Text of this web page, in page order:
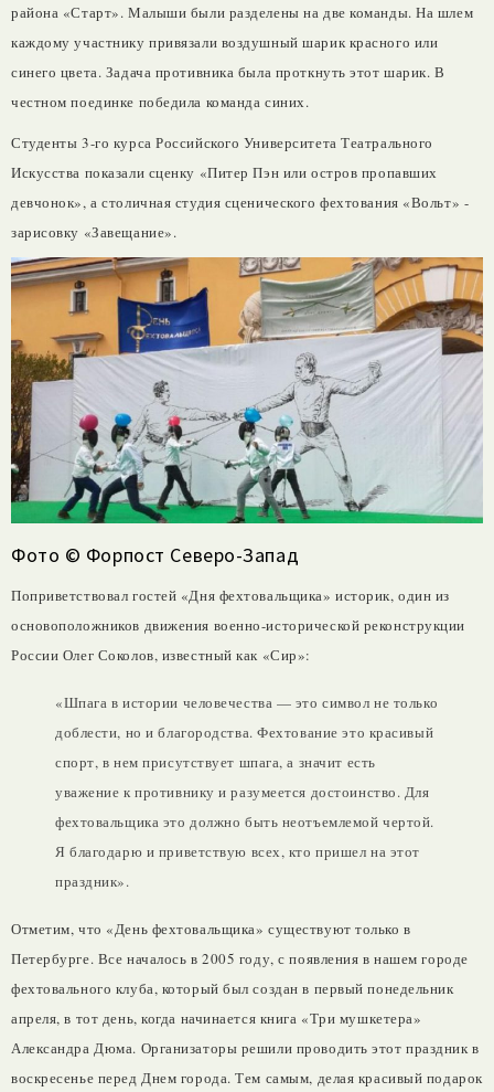
района «Старт». Малыши были разделены на две команды. На шлем
каждому участнику привязали воздушный шарик красного или
синего цвета. Задача противника была проткнуть этот шарик. В
честном поединке победила команда синих.
Студенты 3-го курса Российского Университета Театрального
Искусства показали сценку «Питер Пэн или остров пропавших
девчонок», а столичная студия сценического фехтования «Вольт» -
зарисовку «Завещание».
Фото © Форпост Северо-Запад
Поприветствовал гостей «Дня фехтовальщика» историк, один из
основоположников движения военно-исторической реконструкции
России Олег Соколов, известный как «Сир»:
«Шпага в истории человечества — это символ не только
доблести, но и благородства. Фехтование это красивый
спорт, в нем присутствует шпага, а значит есть
уважение к противнику и разумеется достоинство. Для
фехтовальщика это должно быть неотъемлемой чертой.
Я благодарю и приветствую всех, кто пришел на этот
праздник».
Отметим, что «День фехтовальщика» существуют только в
Петербурге. Все началось в 2005 году, с появления в нашем городе
фехтовального клуба, который был создан в первый понедельник
апреля, в тот день, когда начинается книга «Три мушкетера»
Александра Дюма. Организаторы решили проводить этот праздник в
воскресенье перед Днем города. Тем самым, делая красивый подарок